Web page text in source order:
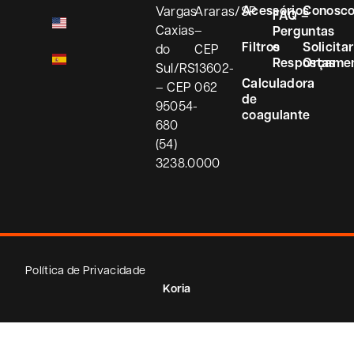
Vargas
Caxias
do
Sul/RS
– CEP
95054-
680
(54)
3238.0000
Araras/SP
–
CEP
13602-
062
Acessórios
Filtros
Calculadora
de
coagulante
FAQ –
Perguntas
e
Respostas
Solicitar
Política de Privacidade
Koria